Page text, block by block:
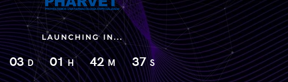
LAUNCHING IN...
03D 01H 42M 36S